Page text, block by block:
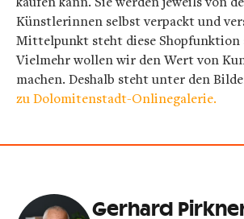
Künstlerinnen selbst verpackt und
Mittelpunkt steht diese Shopfunktion
Vielmehr wollen wir den Wert von
machen. Deshalb steht unter den
zu Dolomitenstadt-Onlinegalerie.
Gerhard